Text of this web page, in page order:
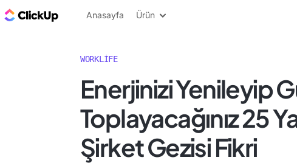
ClickUp Blog
Anasayfa Ürün
WORKLIFE
Enerjinizi Yenileyip
Toplayacağınız 25
Şirket Gezisi Fikri